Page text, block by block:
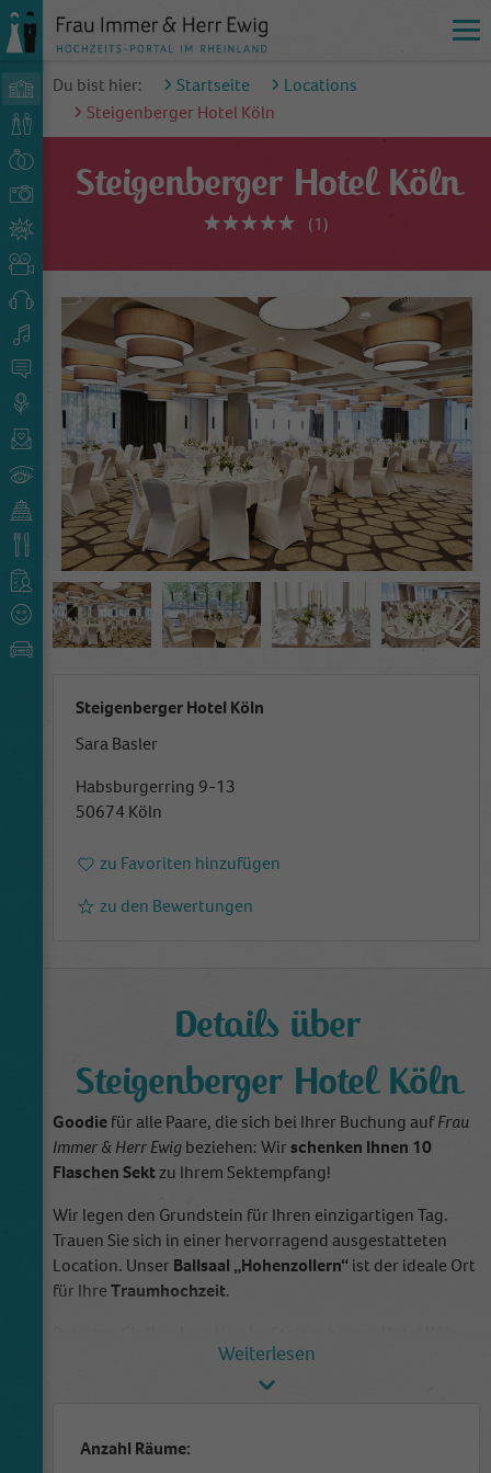
Du bist hier: Startseite
Locations
Steigenberger Hotel Köln
Steigenberger Hotel Köln
(1)
Steigenberger Hotel Köln
Sara Basler
Habsburgerring 9-13
50674 Köln
zu Favoriten hinzufügen
zu den Bewertungen
Details über
Steigenberger Hotel Köln
Goodiefür alle Paare, die sich bei Ihrer Buchung aufFrau
Immer & Herr Ewigbeziehen: Wirschenken Ihnen 10
Flaschen Sektzu Ihrem Sektempfang!
Wir legen den Grundstein für Ihren einzigartigen Tag.
Trauen Sie sich in einer hervorragend ausgestatteten
Location. Unser Ballsaal „Hohenzollern“ist der ideale Ort
für IhreTraumhochzeit.
durch einen separaten Eingang mit
exklusive Ein- und Ausgang ist ideal geeignet für ein
Hahnentorburg eine einzigartige Hochzeit mit ihren
Anzahl Räume: